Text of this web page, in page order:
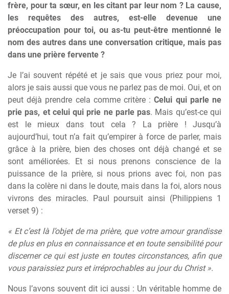
frère, pour ta sœur, en les citant par leur nom ? La cause,
les requêtes des autres, est-elle devenue une
préoccupation pour toi, ou as-tu peut-être mentionné le
nom des autres dans une conversation critique, mais pas
dans une prière fervente ?
Je l’ai souvent répété et je sais que vous priez pour moi,
alors je sais aussi que vous ne parlez pas de moi. Oui, et on
peut déjà prendre cela comme critère :Celui qui parle ne
prie pas, et celui qui prie ne parle pas. Mais qu’est-ce qui
est le mieux dans tout cela ? La prière ! Jusqu’à
aujourd’hui, tout n’a fait qu’empirer à force de parler, mais
grâce à la prière, bien des choses ont déjà changé et se
sont améliorées. Et si nous prenons conscience de la
puissance de la prière, si nous prions avec foi, non pas
dans la colère ni dans le doute, mais dans la foi, alors nous
vivrons des miracles. Paul poursuit ainsi (Philippiens 1
verset 9) :
« Et c’est là l’objet de ma prière, que votre amour grandisse
de plus en plus en connaissance et en toute sensibilité pour
discerner ce qui est juste en toutes circonstances, afin que
vous paraissiez purs et irréprochables au jour du Christ ».
Nous l’avons souvent dit ici aussi : Un véritable homme de